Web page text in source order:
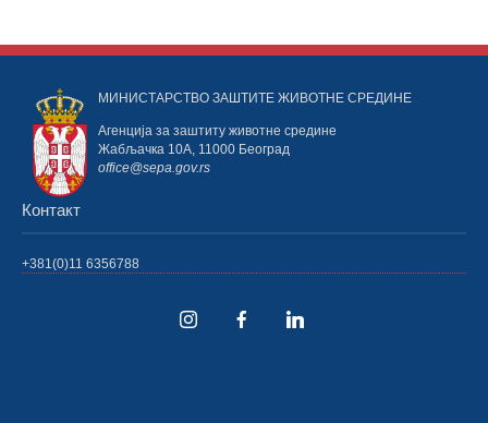
МИНИСТАРСТВО ЗАШТИТЕ ЖИВОТНЕ СРЕДИНЕ
Агенција за заштиту животне средине
Жабљачка 10А, 11000 Београд
office@sepa.gov.rs
Контакт
+381(0)11 6356788